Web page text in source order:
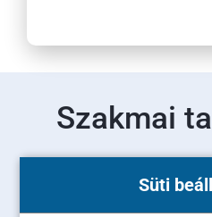
Süti
Szakmai